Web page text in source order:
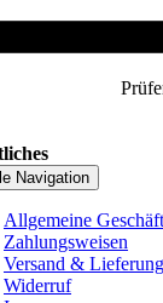
Navigation
Allgemeine
Zahlungsweisen
Versand & Lieferung
Widerruf